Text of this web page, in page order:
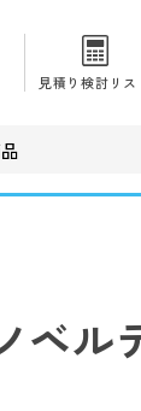
見積り検討リス
ベル